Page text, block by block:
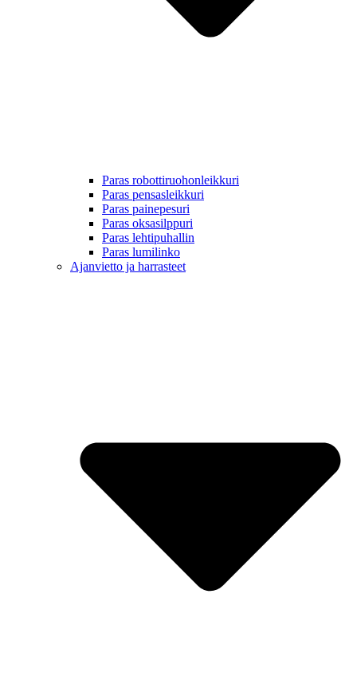
Paras robottiruohonleikkuri
Paras pensasleikkuri
Paras painepesuri
Paras oksasilppuri
Paras lehtipuhallin
Paras lumilinko
Ajanvietto ja harrasteet